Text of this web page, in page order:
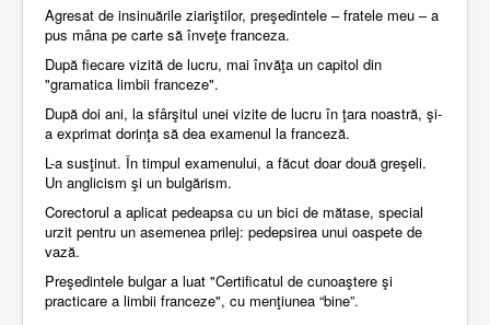
Agresat de insinuările ziariştilor, preşedintele – fratele meu – a
pus mâna pe carte să înveţe franceza.
După fiecare vizită de lucru, mai învăţa un capitol din
"gramatica limbii franceze".
După doi ani, la sfârşitul unei vizite de lucru în ţara noastră, şi-
a exprimat dorinţa să dea examenul la franceză.
L-a susţinut. În timpul examenului, a făcut doar două greşeli.
Un anglicism şi un bulgărism.
Corectorul a aplicat pedeapsa cu un bici de mătase, special
urzit pentru un asemenea prilej: pedepsirea unui oaspete de
vază.
Preşedintele bulgar a luat "Certificatul de cunoaştere şi
practicare a limbii franceze", cu menţiunea “bine”.